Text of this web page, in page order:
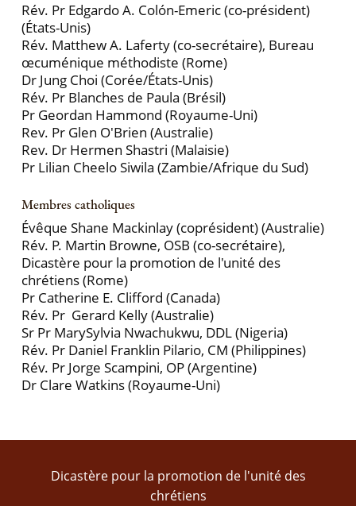
Rév. Pr Edgardo A. Colón-Emeric (co-président)
(États-Unis)
Rév. Matthew A. Laferty (co-secrétaire), Bureau
œcuménique méthodiste (Rome)
Dr Jung Choi (Corée/États-Unis)
Rév. Pr Blanches de Paula (Brésil)
Pr Geordan Hammond (Royaume-Uni)
Rev. Pr Glen O'Brien (Australie)
Rev. Dr Hermen Shastri (Malaisie)
Pr Lilian Cheelo Siwila (Zambie/Afrique du Sud)
Membres catholiques
Évêque Shane Mackinlay (coprésident) (Australie)
Rév. P. Martin Browne, OSB (co-secrétaire),
Dicastère pour la promotion de l'unité des
chrétiens (Rome)
Pr Catherine E. Clifford (Canada)
Rév. Pr Gerard Kelly (Australie)
Sr Pr MarySylvia Nwachukwu, DDL (Nigeria)
Rév. Pr Daniel Franklin Pilario, CM (Philippines)
Rév. Pr Jorge Scampini, OP (Argentine)
Dr Clare Watkins (Royaume-Uni)
Dicastère pour la promotion de l'unité des
chrétiens